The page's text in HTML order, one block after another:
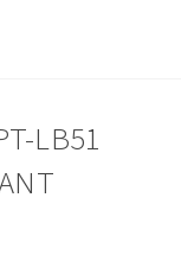
LB51